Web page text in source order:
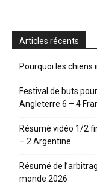
Articles récents
Pourquoi les chiens
Festival de buts
Angleterre 6 – 4
Résumé vidéo 1/2
– 2 Argentine
Résumé de
monde 2026